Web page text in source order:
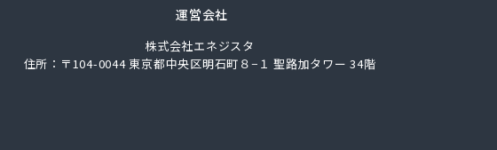
エネサンス九州 久留米営業所
エネサンス九州 福岡営業所
運営会社
株式会社エネジスタ
住所：〒104-0044 東京都中央区明石町８−１ 聖路加タワー 34階